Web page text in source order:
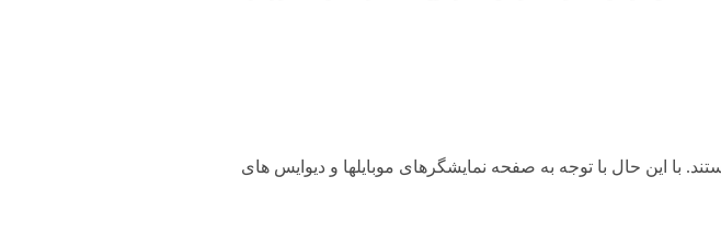
این حال با توجه به صفحه نمایشگرهای موبایلها و دیوایس های